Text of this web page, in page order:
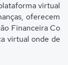
virtual
oferecem
Financeira Co
virtual onde de